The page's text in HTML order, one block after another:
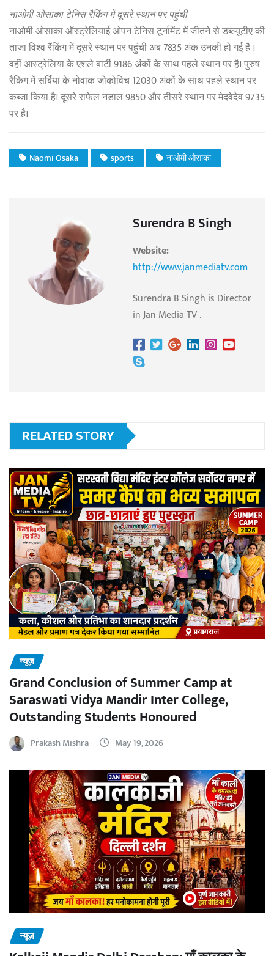
नाओमी ओसाका टेनिस रैंकिंग में दूसरे स्थान पर पहुंची
नाओमी ओसाका ऑस्ट्रेलियाई ओपन टेनिस टूर्नामेंट में जीतने से डब्ल्यूटीए की
ताजा विश्व रैंकिंग में दूसरे स्थान पर पहुंची अब 7835 अंक उनकी हो गई है ।
वहीं आस्ट्रेलिया के एशले बार्टी 9186 अंकों के साथ पहले स्थान पर है। पुरुष
रैंकिंग में सर्बिया के नोवाक जोकोविच 12030 अंकों के साथ पहले स्थान पर
कब्जा किया है। दूसरे राफेल नडाल 9850 और तीसरे स्थान पर मेदवेदेव 9735
पर है।
Naomi Osaka sports नाओमी ओसाका
Surendra B Singh
Website:
http://www.janmediatv.com
Surendra B Singh is Director
in Jan Media TV .
RELATED STORY
न्यूज़
Grand Conclusion of Summer Camp at
Saraswati Vidya Mandir Inter College,
Outstanding Students Honoured
Prakash Mishra May 19, 2026
न्यूज़